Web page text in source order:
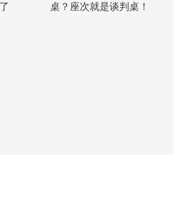
桌？座次就是谈判桌！